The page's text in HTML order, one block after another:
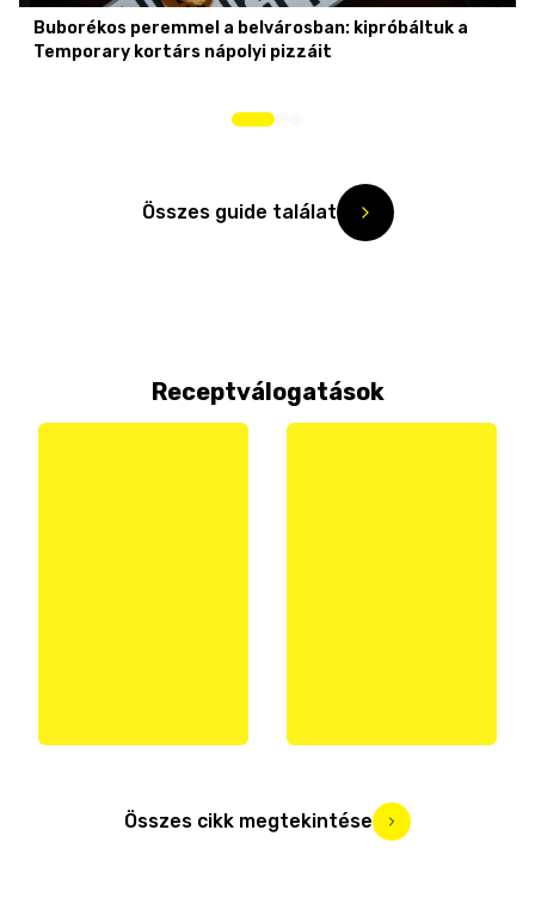
Buborékos peremmel a belvárosban: kipróbáltuk a
Temporary kortárs nápolyi pizzáit
Összes guide találat
Receptválogatások
Összes cikk megtekintése